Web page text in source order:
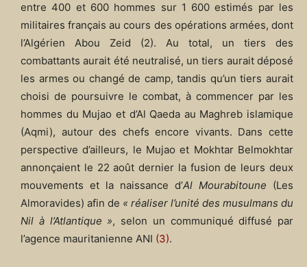
entre 400 et 600 hommes sur 1 600 estimés par les
militaires français au cours des opérations armées, dont
l’Algérien Abou Zeid (2). Au total, un tiers des
combattants aurait été neutralisé, un tiers aurait déposé
les armes ou changé de camp, tandis qu’un tiers aurait
choisi de poursuivre le combat, à commencer par les
hommes du Mujao et d’Al Qaeda au Maghreb islamique
(Aqmi), autour des chefs encore vivants. Dans cette
perspective d’ailleurs, le Mujao et Mokhtar Belmokhtar
annonçaient le 22 août dernier la fusion de leurs deux
mouvements et la naissance d’Al Mourabitoune (Les
Almoravides) afin de « réaliser l’unité des musulmans du
Nil à l’Atlantique », selon un communiqué diffusé par
l’agence mauritanienne ANI (3).